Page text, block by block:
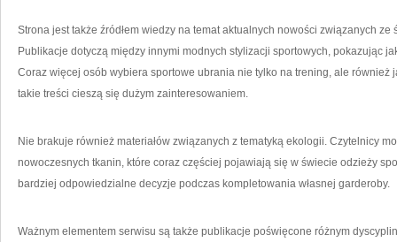
Strona jest także źródłem wiedzy na temat aktualnych nowości związanych
Publikacje dotyczą między innymi modnych stylizacji sportowych, pokazując
Coraz więcej osób wybiera sportowe ubrania nie tylko na trening, ale również
takie treści cieszą się dużym zainteresowaniem.
Nie brakuje również materiałów związanych z tematyką ekologii. Czytelnicy
nowoczesnych tkanin, które coraz częściej pojawiają się w świecie odzieży
bardziej odpowiedzialne decyzje podczas kompletowania własnej garderoby.
Ważnym elementem serwisu są także publikacje poświęcone różnym